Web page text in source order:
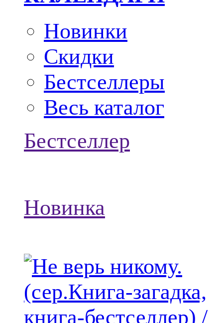
Новинки
Скидки
Бестселлеры
Весь каталог
Бестселлер
Новинка